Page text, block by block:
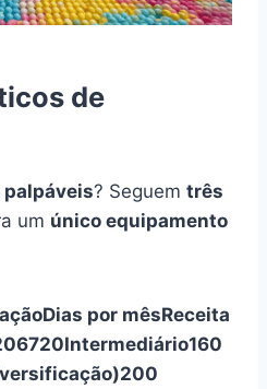
de
? Seguem três
um único equipamento
Dias por mêsReceita
6720Intermediário160
200